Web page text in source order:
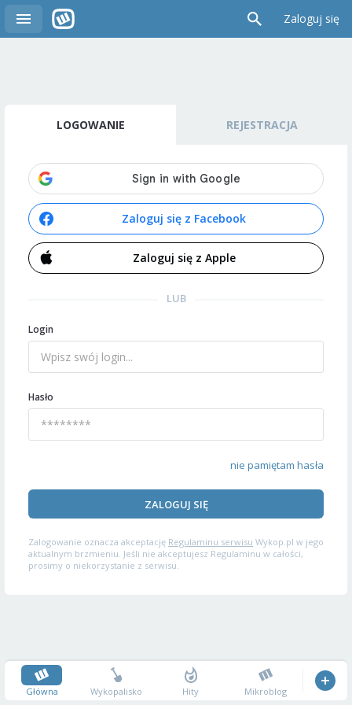
Zaloguj się
LOGOWANIE REJESTRACJA
Zaloguj się z Facebook
Zaloguj się z Apple
LUB
Login
Hasło
nie pamiętam hasła
ZALOGUJ SIĘ
Zalogowanie oznacza akceptację Regulaminu serwisu Wykop.pl w jego
aktualnym brzmieniu. Jeśli nie akceptujesz Regulaminu w całości,
prosimy o niekorzystanie z serwisu.
Główna Wykopalisko Hity Mikroblog